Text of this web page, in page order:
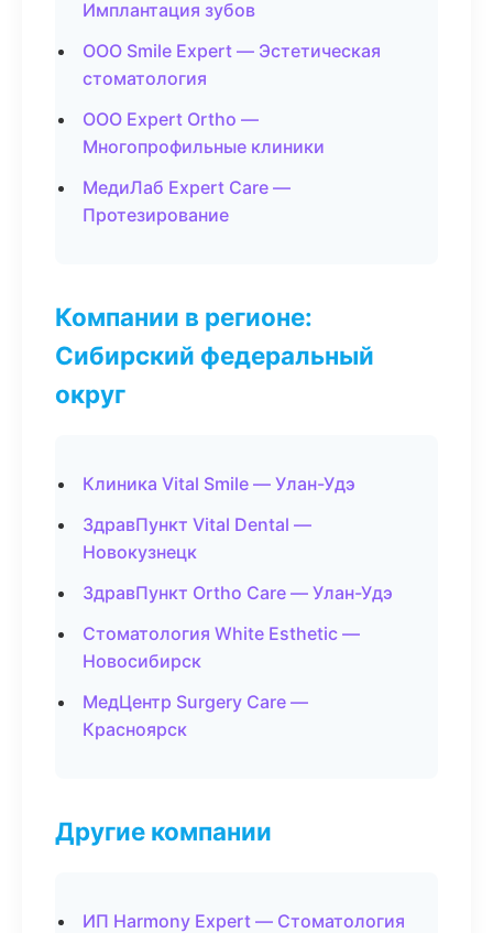
Имплантация зубов
ООО Smile Expert — Эстетическая
стоматология
ООО Expert Ortho —
Многопрофильные клиники
МедиЛаб Expert Care —
Протезирование
Компании в регионе:
Сибирский федеральный
округ
Клиника Vital Smile — Улан-Удэ
ЗдравПункт Vital Dental —
Новокузнецк
ЗдравПункт Ortho Care — Улан-Удэ
Стоматология White Esthetic —
Новосибирск
МедЦентр Surgery Care —
Красноярск
Другие компании
ИП Harmony Expert — Стоматология